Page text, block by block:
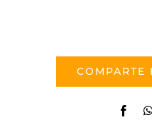
COMPARTE